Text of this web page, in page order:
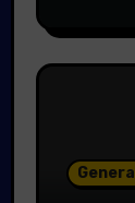
General